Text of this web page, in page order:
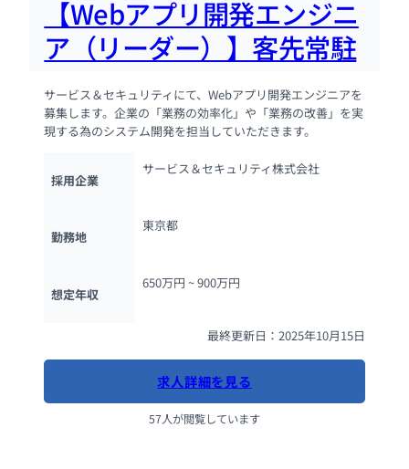
【Webアプリ開発エンジニ
ア（リーダー）】客先常駐
サービス＆セキュリティにて、Webアプリ開発エンジニアを
募集します。企業の「業務の効率化」や「業務の改善」を実
現する為のシステム開発を担当していただきます。
採用企業
サービス＆セキュリティ株式会社
勤務地
東京都
想定年収
650万円 ~ 900万円
最終更新日：2025年10月15日
求人詳細を見る
57人が閲覧しています